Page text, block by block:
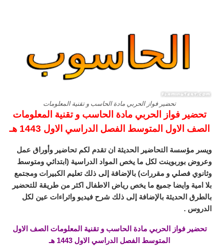
تحضير فواز الحربي مادة الحاسب و تقنية المعلومات
تحضير فواز الحربي مادة الحاسب و تقنية المعلومات
الصف الاول المتوسط الفصل الدراسي الاول 1443 هـ
ويسر مؤسسة التحاضير الحديثة ان تقدم لكم تحاضير وأوراق عمل
وعروض بوربوينت لكل ما يخص المواد الدراسية (ابتدائي ومتوسط
وثانوي فصلي و مقررات) بالإضافة إلى ذلك تعليم الكبيرات ومجتمع
بلا امية وايضا جميع ما يخص رياض الاطفال اكثر من طريقة للتحضير
بالطرق الحديثة بالإضافة إلى ذلك شرح فيديو واثراءات عين لكل
الدروس .
تحضير فواز الحربي مادة الحاسب و تقنية المعلومات الصف الاول
المتوسط الفصل الدراسي الاول 1443 هـ